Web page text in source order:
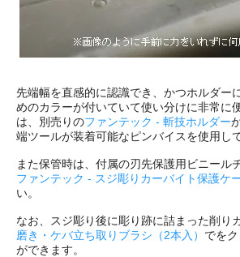
先端幅を直感的に認識でき、かつホルダー
めのカラーが付いていて使い分けに非常に
は、別売りのファンテック - 斬技ホルダー
端ツールが装着可能なピンバイスを使用し
また保管時は、付属の刃先保護用ビニール
ファンテック - スジ彫りカーバイト保護ケ
い。
なお、スジ彫り後に彫り跡に詰まった削り
磨き・ケバ立ち取りブラシ（2本入） でを
ができます。